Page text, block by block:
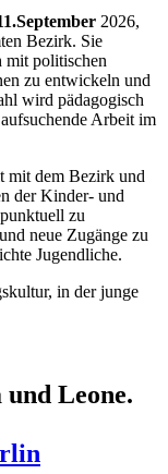
2026,
Bezirk. Sie
mit politischen
zu entwickeln und
wird pädagogisch
Arbeit im
mit dem Bezirk und
der Kinder- und
zu
neue Zugänge zu
Jugendliche.
in der junge
und Leone.